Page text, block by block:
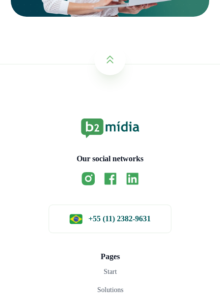
Our social networks
Pages
Start
Solutions
+55 (11) 2382-9631